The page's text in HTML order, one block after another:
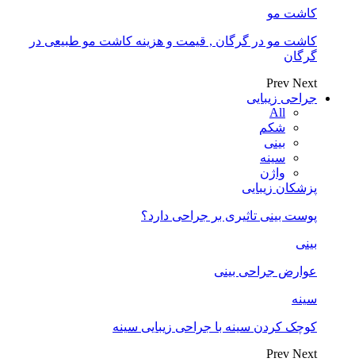
کاشت مو
کاشت مو در گرگان , قیمت و هزینه کاشت مو طبیعی در
گرگان
Prev Next
جراحی زیبایی
All
شکم
بینی
سینه
واژن
پزشکان زیبایی
پوست بینی تاثیری بر جراحی دارد؟
بینی
عوارض جراحی بینی
سینه
کوچک کردن سینه با جراحی زیبایی سینه
Prev Next